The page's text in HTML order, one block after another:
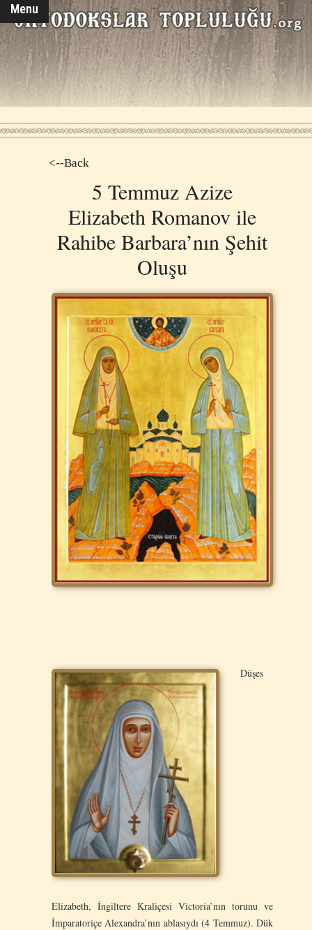
Menu
<--Back
5 Temmuz Azize
Elizabeth Romanov ile
Rahibe Barbara’nın Şehit
Oluşu
Düşes
Elizabeth, İngiltere Kraliçesi Victoria’nın torunu ve
İmparatoriçe Alexandra’nın ablasıydı (4 Temmuz). Dük